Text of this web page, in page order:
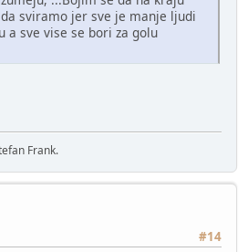
sviramo jer sve je manje ljudi
a sve vise se bori za golu
Frank.
#14